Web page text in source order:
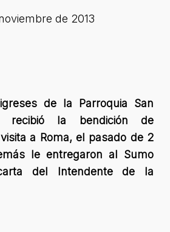
de 2013
de la Parroquia San
recibió la bendición de
a Roma, el pasado de 2
le entregaron al Sumo
del Intendente de la